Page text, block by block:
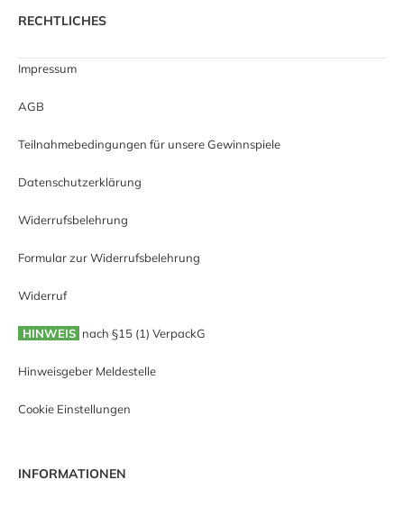
RECHTLICHES
Impressum
AGB
Teilnahmebedingungen für unsere Gewinnspiele
Datenschutzerklärung
Widerrufsbelehrung
Formular zur Widerrufsbelehrung
Widerruf
HINWEIS nach §15 (1) VerpackG
Hinweisgeber Meldestelle
Cookie Einstellungen
INFORMATIONEN